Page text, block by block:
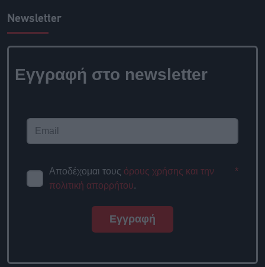
Newsletter
Εγγραφή στο newsletter
Αποδέχομαι τους όρους χρήσης και την
πολιτική απορρήτου.
*
Εγγραφή